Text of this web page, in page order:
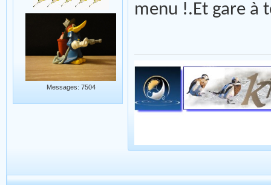
Messages: 7504
menu !.Et gare à